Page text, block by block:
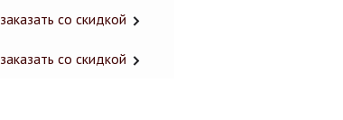
заказать со скидкой
заказать со скидкой